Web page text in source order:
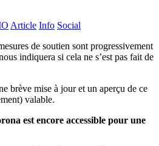
Article Info Social
de soutien sont progressivement
indiquera si cela ne s’est pas fait de
brève mise à jour et un aperçu de ce
valable.
est encore accessible pour une